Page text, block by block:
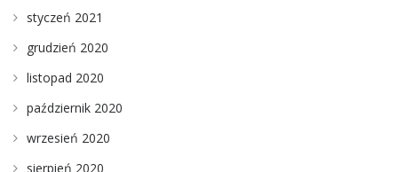
styczeń 2021
grudzień 2020
listopad 2020
październik 2020
wrzesień 2020
sierpień 2020